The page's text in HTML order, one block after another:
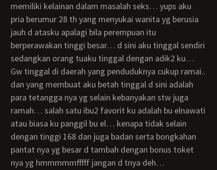
memiliki kelainan dalam masalah seks… yups aku
pria berumur 28 th yang menyukai wanita yg berusia
jauh d atasku apalagi bila perempuan itu
berperawakan tinggi besar… d sini aku tinggal sendiri
sedangkan orang tuaku tinggal dengan adik2 ku…
gw tinggal di daerah yang penduduknya cukup ramai..
dan yang membuat aku betah tinggal d sini adalah
para tetangga nya yg selain kebanyakan stw juga
ramah… salah satu ibu2 favorit ku adalah bu elnawati
atau biasa ku panggil bu el… kenapa tidak selain
dengan tinggi 168 dan juga badan serta bongkahan
pantat nya yg besar d tambah dengan bonus toket
nya yg hmmmmmfffff jangan d tnya deh…